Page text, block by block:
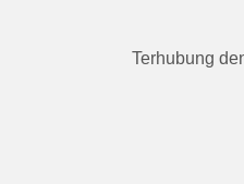
Terhubung